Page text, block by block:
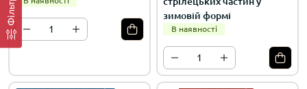
Фільтр
зимовій формі
В наявності